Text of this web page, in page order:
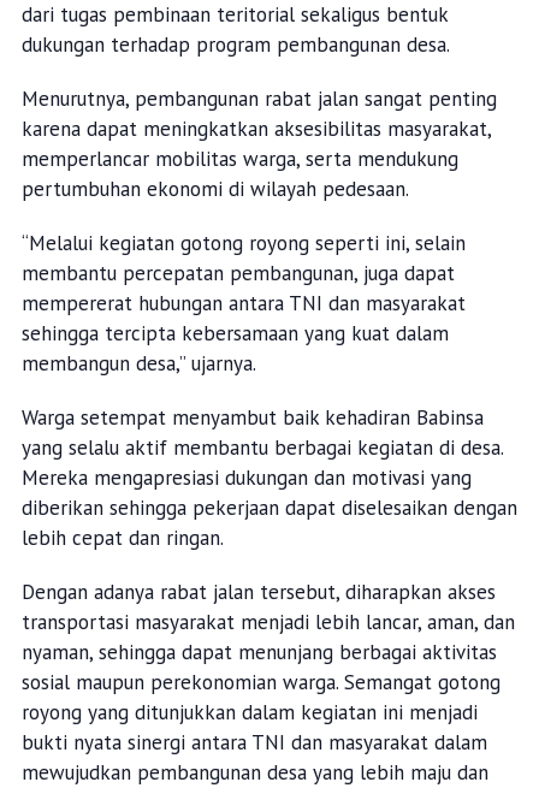
dari tugas pembinaan teritorial sekaligus bentuk
dukungan terhadap program pembangunan desa.
Menurutnya, pembangunan rabat jalan sangat penting
karena dapat meningkatkan aksesibilitas masyarakat,
memperlancar mobilitas warga, serta mendukung
pertumbuhan ekonomi di wilayah pedesaan.
“Melalui kegiatan gotong royong seperti ini, selain
membantu percepatan pembangunan, juga dapat
mempererat hubungan antara TNI dan masyarakat
sehingga tercipta kebersamaan yang kuat dalam
membangun desa,” ujarnya.
Warga setempat menyambut baik kehadiran Babinsa
yang selalu aktif membantu berbagai kegiatan di desa.
Mereka mengapresiasi dukungan dan motivasi yang
diberikan sehingga pekerjaan dapat diselesaikan dengan
lebih cepat dan ringan.
Dengan adanya rabat jalan tersebut, diharapkan akses
transportasi masyarakat menjadi lebih lancar, aman, dan
nyaman, sehingga dapat menunjang berbagai aktivitas
sosial maupun perekonomian warga. Semangat gotong
royong yang ditunjukkan dalam kegiatan ini menjadi
bukti nyata sinergi antara TNI dan masyarakat dalam
mewujudkan pembangunan desa yang lebih maju dan